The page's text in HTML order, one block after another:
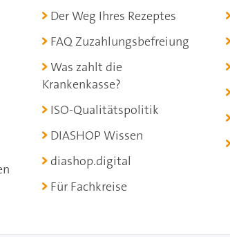
Der Weg Ihres Rezeptes
FAQ Zuzahlungsbefreiung
Was zahlt die
Krankenkasse?
ISO-Qualitätspolitik
DIASHOP Wissen
diashop.digital
Für Fachkreise